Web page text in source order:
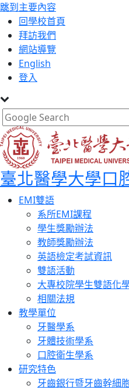
跳到主要內容
:::
回學校首頁
拜訪我們
網站導覽
English
登入
臺北醫學大學口
Toggle
navigation
EMI雙語
系所EMI課程
學生獎勵辦法
教師獎勵辦法
英語檢定考試資訊
雙語活動
大專校院學生雙語化
相關法規
教學單位
牙醫學系
牙體技術學系
口腔衛生學系
研究特色
牙齒銀行暨牙齒幹細